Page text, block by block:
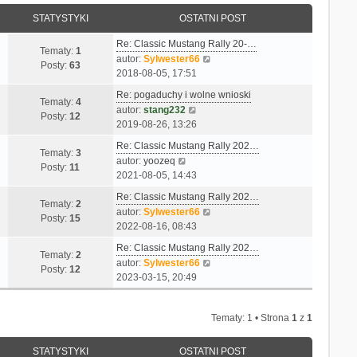
STATYSTYKI OSTATNI POST
Tematy: 1
Posty: 63
Re: Classic Mustang Rally 20-…
autor: Sylwester66
w
t
j
w
s
y
o
t
2018-08-05, 17:51
Tematy: 4
Posty: 12
Re: pogaduchy i wolne wnioski
autor: stang232
w
t
l
j
n
y
p
2019-08-26, 13:26
Tematy: 3
Posty:11
Re: Classic Mustang Rally 202…
autor: yoozeq
y
w
i
e
t
l
n
a
w
2021-08-05, 14:43
Tematy: 2
Posty: 15
Re: Classic Mustang Rally 202…
autor: Sylwester66
w
l
a
j
2022-08-16, 08:43
Tematy: 2
Posty: 12
Re: Classic Mustang Rally 202…
autor: Sylwester66
ś
i
t
2023-03-15, 20:49
Tematy: 1 • Strona1 z1
STATYSTYKI OSTATNI POST